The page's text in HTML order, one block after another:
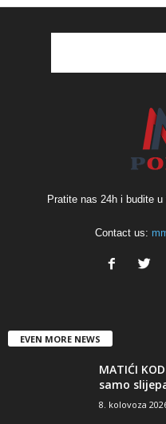
Pratite nas 24h i budite
Contact us:
EVEN MORE NEWS
MATIĆI
samo
8. kolovoza